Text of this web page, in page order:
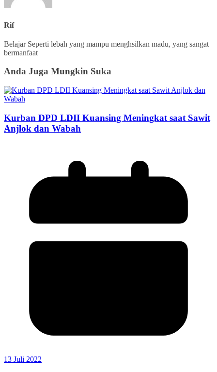
Rif
Belajar Seperti lebah yang mampu menghsilkan madu, yang sangat
bermanfaat
Anda Juga Mungkin Suka
Kurban DPD LDII Kuansing Meningkat saat Sawit
Anjlok dan Wabah
13 Juli 2022